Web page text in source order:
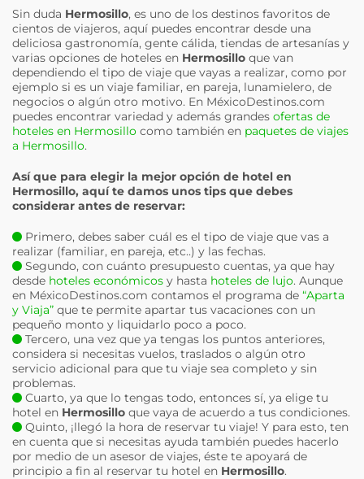
Sin duda Hermosillo, es uno de los destinos favoritos de
cientos de viajeros, aquí puedes encontrar desde una
deliciosa gastronomía, gente cálida, tiendas de artesanías y
varias opciones de hoteles en Hermosillo que van
dependiendo el tipo de viaje que vayas a realizar, como por
ejemplo si es un viaje familiar, en pareja, lunamielero, de
negocios o algún otro motivo. En MéxicoDestinos.com
puedes encontrar variedad y además grandes ofertas de
hoteles en Hermosillo como también en paquetes de viajes
a Hermosillo.
Así que para elegir la mejor opción de hotel en
Hermosillo, aquí te damos unos tips que debes
considerar antes de reservar:
Primero, debes saber cuál es el tipo de viaje que vas a
realizar (familiar, en pareja, etc..) y las fechas.
Segundo, con cuánto presupuesto cuentas, ya que hay
desde hoteles económicos y hasta hoteles de lujo. Aunque
en MéxicoDestinos.com contamos el programa de “Aparta
y Viaja” que te permite apartar tus vacaciones con un
pequeño monto y liquidarlo poco a poco.
Tercero, una vez que ya tengas los puntos anteriores,
considera si necesitas vuelos, traslados o algún otro
servicio adicional para que tu viaje sea completo y sin
problemas.
Cuarto, ya que lo tengas todo, entonces sí, ya elige tu
hotel en Hermosillo que vaya de acuerdo a tus condiciones.
Quinto, ¡llegó la hora de reservar tu viaje! Y para esto, ten
en cuenta que si necesitas ayuda también puedes hacerlo
por medio de un asesor de viajes, éste te apoyará de
principio a fin al reservar tu hotel en Hermosillo.